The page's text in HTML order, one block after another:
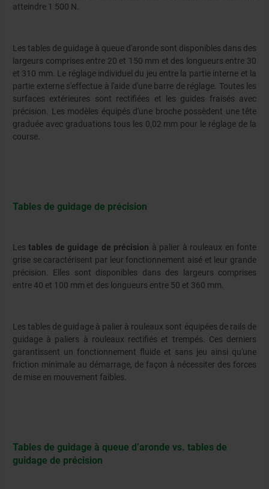
atteindre 1 500 N.
Les tables de guidage à queue d'aronde sont disponibles dans des
largeurs comprises entre 20 et 150 mm et des longueurs entre 30
et 310 mm. Le réglage individuel du jeu entre la partie interne et la
partie externe s'effectue à l'aide d'une barre de réglage. Toutes les
surfaces extérieures sont rectifiées et les guides fraisés avec
précision. Les modèles équipés d'une broche possèdent une tête
graduée avec graduations tous les 0,02 mm pour le réglage de la
course.
Tables de guidage de précision
Lestables de guidage de précision à palier à rouleaux en fonte
grise se caractérisent par leur fonctionnement aisé et leur grande
précision. Elles sont disponibles dans des largeurs comprises
entre 40 et 100 mm et des longueurs entre 50 et 360 mm.
Les tables de guidage à palier à rouleaux sont équipées de rails de
guidage à paliers à rouleaux rectifiés et trempés. Ces derniers
garantissent un fonctionnement fluide et sans jeu ainsi qu'une
friction minimale au démarrage, de façon à nécessiter des forces
de mise en mouvement faibles.
Tables de guidage à queue d’aronde vs. tables de
guidage de précision